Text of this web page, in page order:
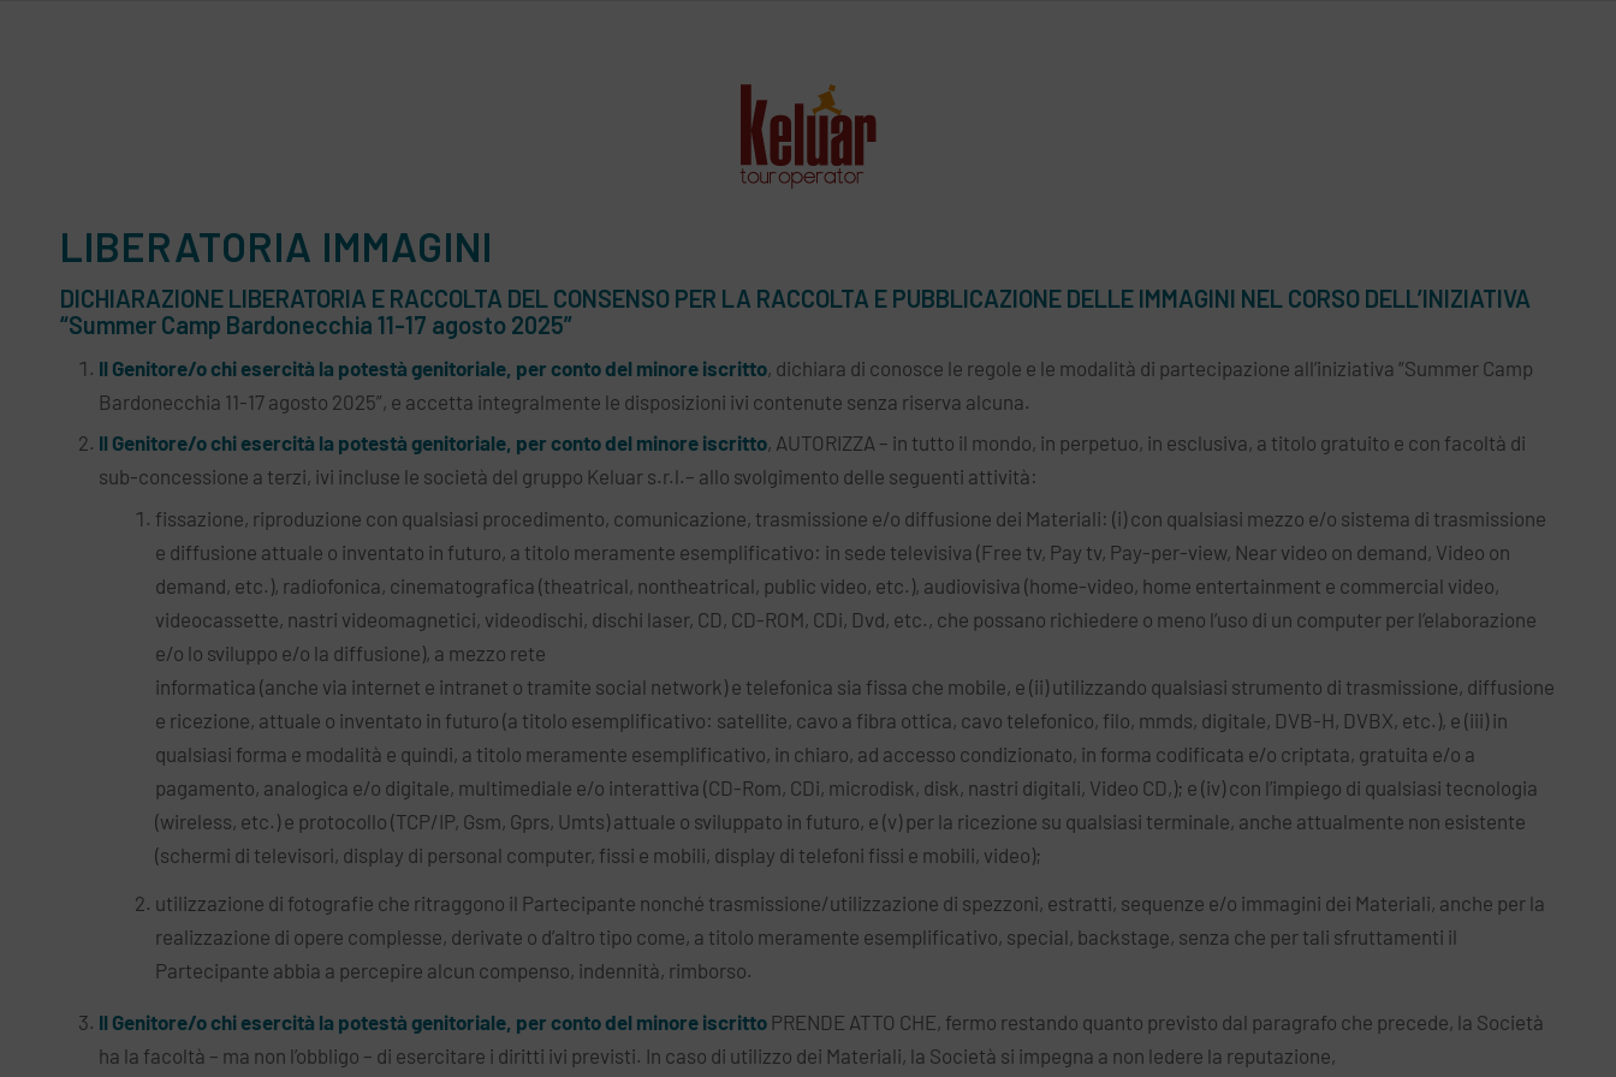
LIBERATORIA IMMAGINI
DICHIARAZIONE LIBERATORIA E RACCOLTA DEL CONSENSO PER LA RACCOLTA E PUBBLICAZIONE DELLE IMMAGINI NEL CORSO DELL’INIZIATIVA
“Summer Camp Bardonecchia 11-17 agosto 2025”
Il Genitore/o chi esercità la potestà genitoriale, per conto del minore iscritto, dichiara di conosce le regole e le modalità di partecipazione all’iniziativa “Summer Camp
Bardonecchia 11-17 agosto 2025”, e accetta integralmente le disposizioni ivi contenute senza riserva alcuna.
Il Genitore/o chi esercità la potestà genitoriale, per conto del minore iscritto, AUTORIZZA – in tutto il mondo, in perpetuo, in esclusiva, a titolo gratuito e con facoltà di
sub-concessione a terzi, ivi incluse le società del gruppo Keluar s.r.l.– allo svolgimento delle seguenti attività:
fissazione, riproduzione con qualsiasi procedimento, comunicazione, trasmissione e/o diffusione dei Materiali: (i) con qualsiasi mezzo e/o sistema di trasmissione
e diffusione attuale o inventato in futuro, a titolo meramente esemplificativo: in sede televisiva (Free tv, Pay tv, Pay-per-view, Near video on demand, Video on
demand, etc.), radiofonica, cinematografica (theatrical, nontheatrical, public video, etc.), audiovisiva (home-video, home entertainment e commercial video,
videocassette, nastri videomagnetici, videodischi, dischi laser, CD, CD-ROM, CDi, Dvd, etc., che possano richiedere o meno l’uso di un computer per l’elaborazione
e/o lo sviluppo e/o la diffusione), a mezzo rete
informatica (anche via internet e intranet o tramite social network) e telefonica sia fissa che mobile, e (ii) utilizzando qualsiasi strumento di trasmissione, diffusione
e ricezione, attuale o inventato in futuro (a titolo esemplificativo: satellite, cavo a fibra ottica, cavo telefonico, filo, mmds, digitale, DVB-H, DVBX, etc.), e (iii) in
qualsiasi forma e modalità e quindi, a titolo meramente esemplificativo, in chiaro, ad accesso condizionato, in forma codificata e/o criptata, gratuita e/o a
pagamento, analogica e/o digitale, multimediale e/o interattiva (CD-Rom, CDi, microdisk, disk, nastri digitali, Video CD,); e (iv) con l’impiego di qualsiasi tecnologia
(wireless, etc.) e protocollo (TCP/IP, Gsm, Gprs, Umts) attuale o sviluppato in futuro, e (v) per la ricezione su qualsiasi terminale, anche attualmente non esistente
(schermi di televisori, display di personal computer, fissi e mobili, display di telefoni fissi e mobili, video);
utilizzazione di fotografie che ritraggono il Partecipante nonché trasmissione/utilizzazione di spezzoni, estratti, sequenze e/o immagini dei Materiali, anche per la
realizzazione di opere complesse, derivate o d’altro tipo come, a titolo meramente esemplificativo, special, backstage, senza che per tali sfruttamenti il
Partecipante abbia a percepire alcun compenso, indennità, rimborso.
Il Genitore/o chi esercità la potestà genitoriale, per conto del minore iscritto PRENDE ATTO CHE, fermo restando quanto previsto dal paragrafo che precede, la Società
ha la facoltà – ma non l’obbligo – di esercitare i diritti ivi previsti. In caso di utilizzo dei Materiali, la Società si impegna a non ledere la reputazione,